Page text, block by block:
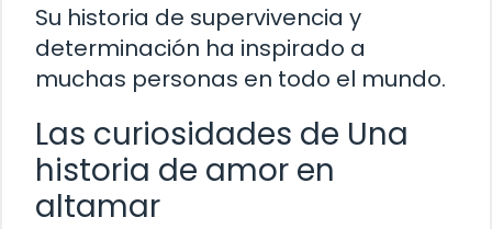
Su historia de supervivencia y
determinación ha inspirado a
muchas personas en todo el mundo.
Las curiosidades de Una
historia de amor en
altamar